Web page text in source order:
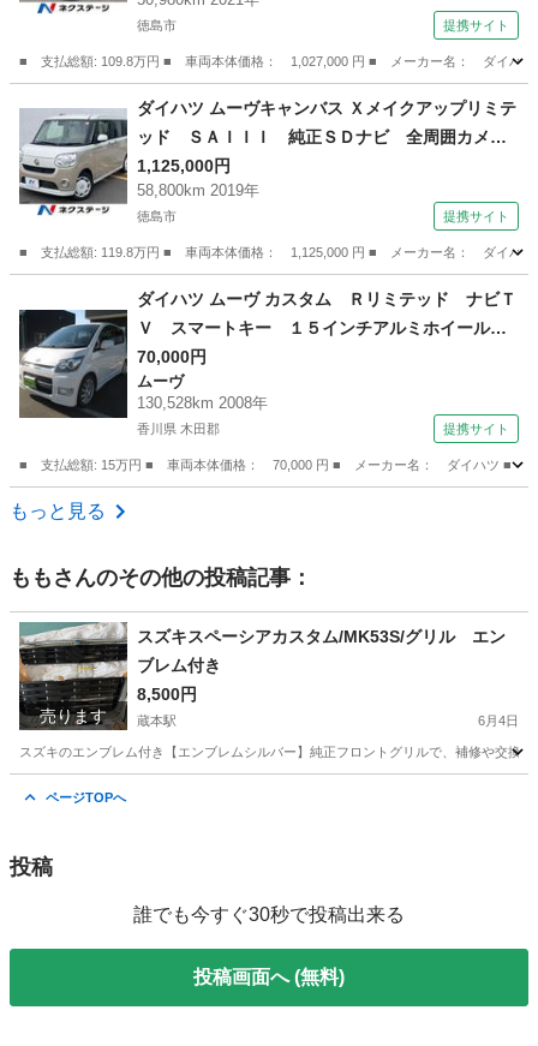
ｕｅｔｏｏｔｈ ＣＤ ＤＶＤ再生 フルセグ
徳島市 提携サイト
■ 支払総額: 109.8万円 ■ 車両本体価格： 1,027,000 円 ■ メーカー名： ダイ
タント
ダイハツ ムーヴキャンバス Ｘメイクアップリミテ
ッド ＳＡＩＩＩ 純正ＳＤナビ 全周囲カメ
ラ 禁煙車 ドラレコ コーナーセンサー スマ
ートキー ＥＴＣ オートハイビーム オートラ
イト オートエアコン Ｂｌｕｅｔｏｏｔｈ Ｃ
Ｄ ＤＶＤ再生 フルセグ ＬＥＤフォグ （検8.
9）
1,125,000円
58,800km 2019年
徳島市 提携サイト
■ 支払総額: 119.8万円 ■ 車両本体価格： 1,125,000 円 ■ メーカー名： ダイハ
ダイハツ
ダイハツ ムーヴ カスタム Ｒリミテッド ナビＴ
Ｖ スマートキー １５インチアルミホイール
パワステ パワーウィンドウ 運転席エアバッ
グ 助手席エアバッグ キーレス ＣＤ ター
ボ ローダウン ＨＩＤ ベンチシート （検9.6）
70,000円
ムーヴ
130,528km 2008年
香川県 木田郡 提携サイト
■ 支払総額: 15万円 ■ 車両本体価格： 70,000 円 ■ メーカー名： ダイハツ ■
香川 木田郡
もっと見る
もも さんのその他の投稿記事：
売ります
スズキスペーシアカスタム/MK53S/グリル エン
ブレム付き
8,500円
蔵本駅 6月4日
スズキのエンブレム付き【エンブレムシルバー】純正フロントグリルで、補修や交
ページTOPへ
投稿
誰でも今すぐ30秒で投稿出来る
投稿画面へ (無料)